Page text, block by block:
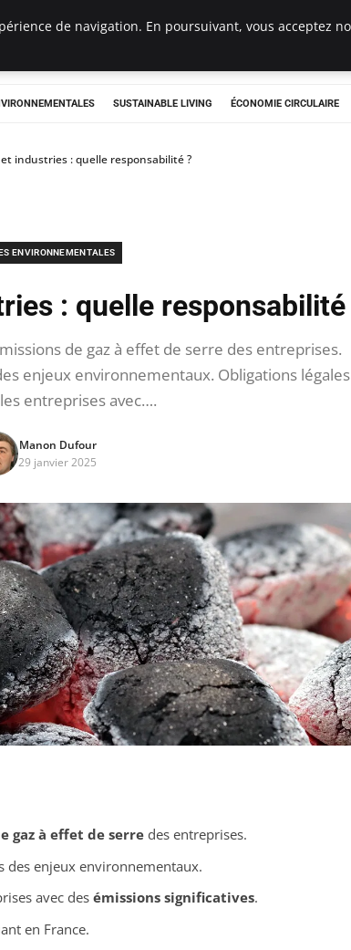
SUSTAINABLE LIVING ÉCONOMIE CIRCULAIRE
industries : quelle responsabilité ?
ENVIRONNEMENTALES
: quelle responsabilité
de gaz à effet de serre des entreprises.
enjeux environnementaux. Obligations
entreprises avec….
Manon Dufour
29 janvier 2025
gaz à effet de serredes entreprises.
des enjeux environnementaux.
avec des émissions significatives.
en France.
de navigation. En poursuivant, vous acceptez